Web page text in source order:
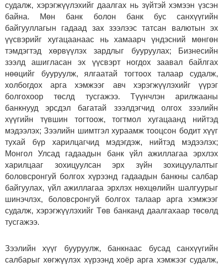
судалж, хэрэгжүүлэхийг даалгах нь зүйтэй хэмээн үзсэн
байна. Мөн банк болон банк бус санхүүгийн
байгууллагын гадаад зах зээлээс татсан валютын эх
үүсвэрийг хугацаанаас нь хамаарч үндэсний мөнгөн
тэмдэгтэд хөрвүүлэх зардлыг бууруулах; Бизнесийн
зээлд ашигласан эх үүсвэрт ногдох заавал байлгах
нөөцийг бууруулж, ялгаатай тогтоох талаар судалж,
холбогдох арга хэмжээг авч хэрэгжүүлэхийг үүрэг
болгохоор төслд тусгажээ. Түүнчлэн арилжааны
банкнууд эрсдэл багатай зээлдэгчид олгох зээлийн
хүүгийн түвшин тогтоож, тогтмол хугацаанд нийтэд
мэдээлэх; Зээлийн шимтгэл хураамж тооцсон бодит хүүг
тухай бүр харилцагчид мэдэгдэж, нийтэд мэдээлэх;
Монгол Улсад гадаадын банк үйл ажиллагаа эрхлэх
харилцааг зохицуулсан эрх зүйн зохицуулалтыг
боловсронгуй болгох хүрээнд гадаадын банкны салбар
байгуулах, үйл ажиллагаа эрхлэх нөхцөлийн шалгуурыг
шинэчлэх, боловсронгуй болгох талаар арга хэмжээг
судалж, хэрэгжүүлэхийг Төв банканд даалгахаар төсөлд
тусгажээ.
Зээлийн хүүг бууруулж, банкнаас бусад санхүүгийн
салбарыг хөгжүүлэх хүрээнд хоёр арга хэмжээг судалж,